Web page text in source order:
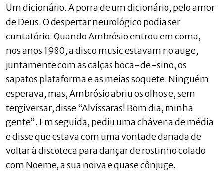
Um dicionário. A porra de um dicionário, pelo amor
de Deus. O despertar neurológico podia ser
cuntatório. Quando Ambrósio entrou em coma,
nos anos 1980, a disco music estavam no auge,
juntamente com as calças boca-de-sino, os
sapatos plataforma e as meias soquete. Ninguém
esperava, mas, Ambrósio abriu os olhos e, sem
tergiversar, disse “Alvíssaras! Bom dia, minha
gente”. Em seguida, pediu uma chávena de média
e disse que estava com uma vontade danada de
voltar à discoteca para dançar de rostinho colado
com Noeme, a sua noiva e quase cônjuge.